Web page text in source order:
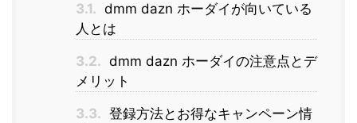
3.1. dmm dazn ホーダイが向いている
人とは
3.2. dmm dazn ホーダイの注意点とデ
メリット
3.3. 登録方法とお得なキャンペーン情